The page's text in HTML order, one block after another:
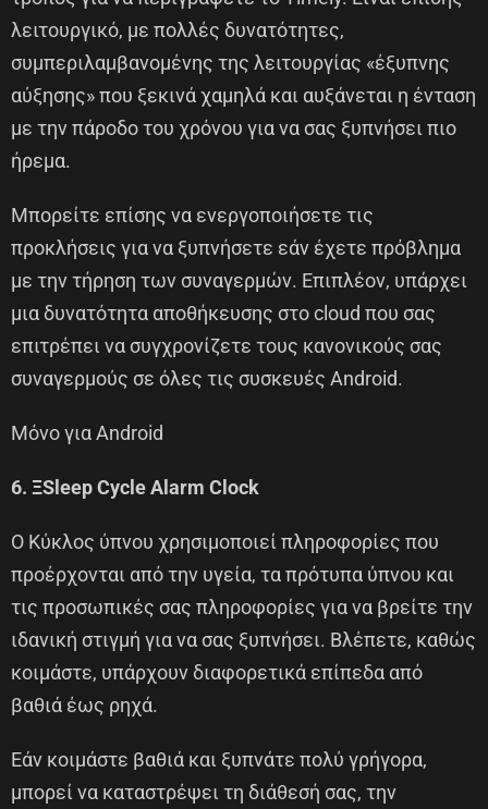
λειτουργικό, με πολλές δυνατότητες,
συμπεριλαμβανομένης της λειτουργίας «έξυπνης
αύξησης» που ξεκινά χαμηλά και αυξάνεται η ένταση
με την πάροδο του χρόνου για να σας ξυπνήσει πιο
ήρεμα.
Μπορείτε επίσης να ενεργοποιήσετε τις
προκλήσεις για να ξυπνήσετε εάν έχετε πρόβλημα
με την τήρηση των συναγερμών. Επιπλέον, υπάρχει
μια δυνατότητα αποθήκευσης στο cloud που σας
επιτρέπει να συγχρονίζετε τους κανονικούς σας
συναγερμούς σε όλες τις συσκευές Android.
Μόνο για Android
6. ΞSleep Cycle Alarm Clock
Ο Κύκλος ύπνου χρησιμοποιεί πληροφορίες που
προέρχονται από την υγεία, τα πρότυπα ύπνου και
τις προσωπικές σας πληροφορίες για να βρείτε την
ιδανική στιγμή για να σας ξυπνήσει. Βλέπετε, καθώς
κοιμάστε, υπάρχουν διαφορετικά επίπεδα από
βαθιά έως ρηχά.
Εάν κοιμάστε βαθιά και ξυπνάτε πολύ γρήγορα,
μπορεί να καταστρέψει τη διάθεσή σας, την